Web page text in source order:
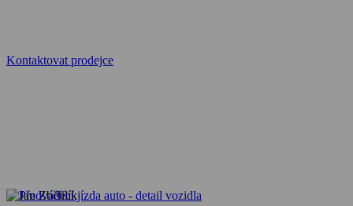
Kontaktovat prodejce